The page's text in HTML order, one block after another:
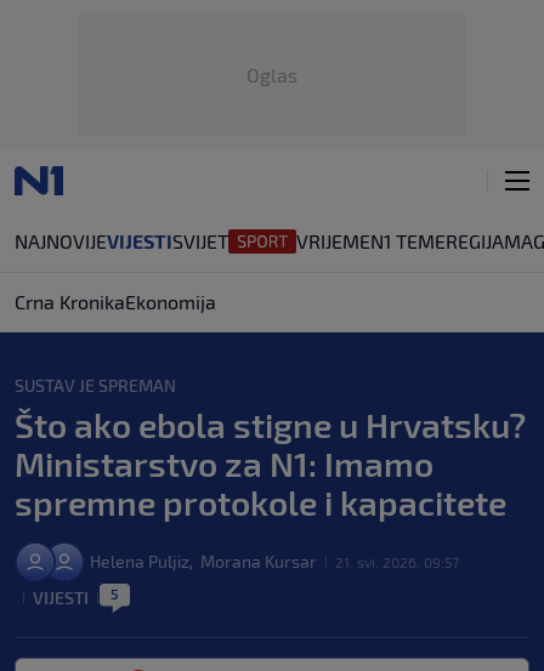
Oglas
NAJNOVIJEVIJESTISVIJET VRIJEMEN1 TEMEREGIJA
Crna KronikaEkonomija
SUSTAV JE SPREMAN
Što ako ebola stigne u Hrvatsku?
Ministarstvo za N1: Imamo
spremne protokole i kapacitete
Helena Puljiz, Morana Kursar 21. svi. 2026. 09:57
VIJESTI 5